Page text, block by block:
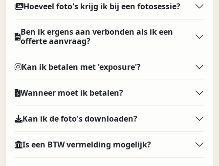
Hoeveel foto's krijg ik bij een fotosessie?
Ben ik ergens aan verbonden als ik een
offerte aanvraag?
Kan ik betalen met 'exposure'?
Wanneer moet ik betalen?
Kan ik de foto's downloaden?
Is een BTW vermelding mogelijk?